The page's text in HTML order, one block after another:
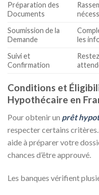
Préparation des
Documents
Soumission de la
Demande
les
Suivi et
Confirmation
Conditions et
Hypothécaire en
Pour obtenir un prêt
respecter certains
aide à préparer votre
chances d’être approuvé.
Les banques vérifient